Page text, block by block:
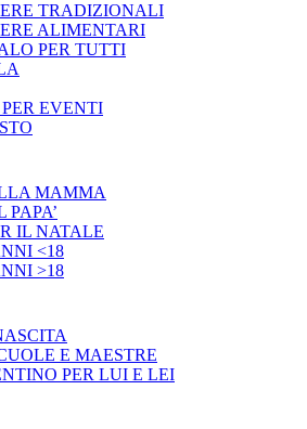
TRADIZIONALI
ALIMENTARI
PER TUTTI
EVENTI
MAMMA
PAPA’
IL NATALE
<18
>18
E MAESTRE
PER LUI E LEI